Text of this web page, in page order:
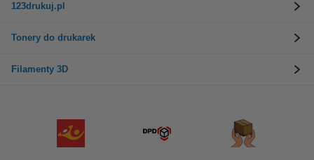
123drukuj.pl
Tonery do drukarek
Filamenty 3D